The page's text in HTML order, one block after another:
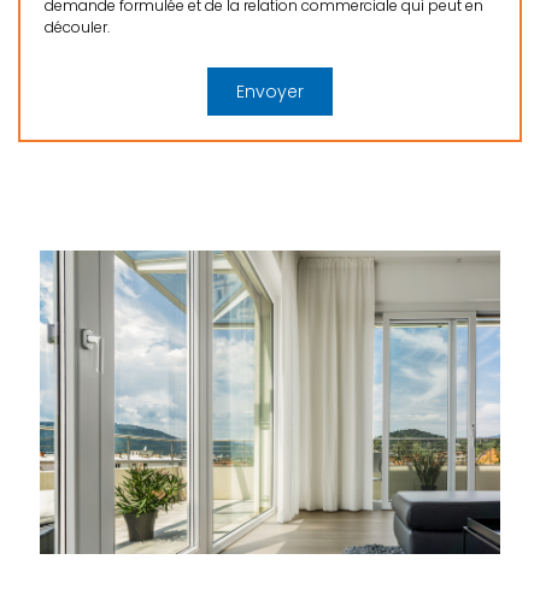
demande formulée et de la relation commerciale qui peut en
découler.